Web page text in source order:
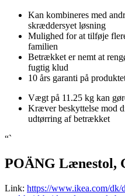
Kan kombineres med
skræddersyet løsning
Mulighed for at tilføje
familien
Betrækket er nemt at
fugtig klud
10 års garanti på
Vægt på 11.25 kg kan
Kræver beskyttelse mod
udtørring af betrækket
“`
POÄNG Lænestol,
Link: https://www.ikea.com/dk/